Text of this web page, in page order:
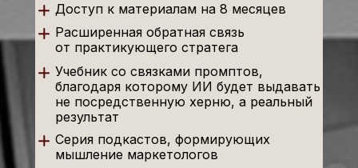
Доступ к материалам на 8 месяцев
Учебник со связками промптов,
благодаря которому ИИ будет выдавать
не посредственную херню, а реальный
результат
Серия подкастов, формирующих
мышление маркетологов
Расширенная обратная связь
от практикующего стратега